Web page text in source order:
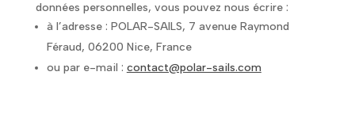
données personnelles, vous pouvez nous écrire :
à l’adresse : POLAR-SAILS, 7 avenue Raymond
Féraud, 06200 Nice, France
ou par e-mail : contact@polar-sails.com